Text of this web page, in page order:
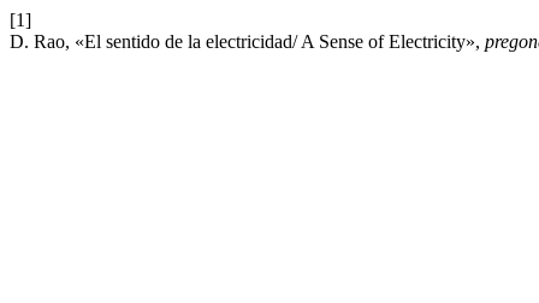
[1]
D. Rao, «El sentido de la electricidad/ A Sense of Electricity»,